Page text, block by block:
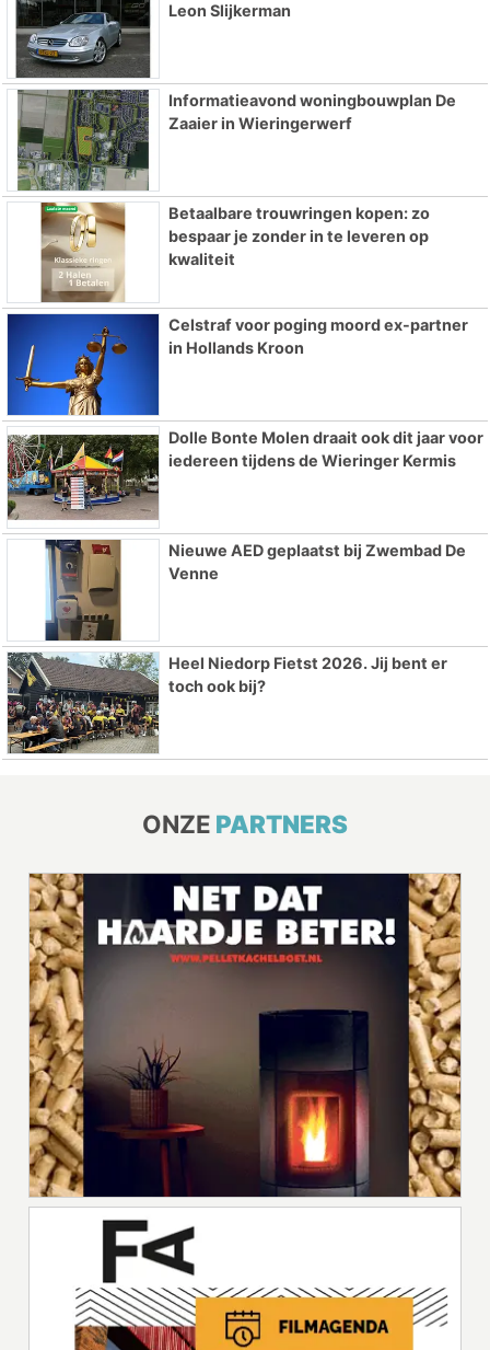
Leon Slijkerman
Informatieavond woningbouwplan De
Zaaier in Wieringerwerf
Betaalbare trouwringen kopen: zo
bespaar je zonder in te leveren op
kwaliteit
Celstraf voor poging moord ex-partner
in Hollands Kroon
Dolle Bonte Molen draait ook dit jaar voor
iedereen tijdens de Wieringer Kermis
Nieuwe AED geplaatst bij Zwembad De
Venne
Heel Niedorp Fietst 2026. Jij bent er
toch ook bij?
ONZE PARTNERS